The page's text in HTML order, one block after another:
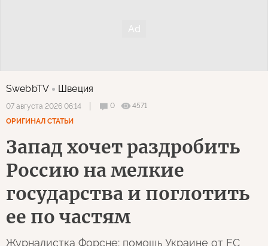
SwebbTV Швеция
07 августа 2026 06:14 0
4571
ОРИГИНАЛ СТАТЬИ
Запад хочет раздробить
Россию на мелкие
государства и поглотить
ее по частям
Журналистка Форсне: помощь Украине от ЕС